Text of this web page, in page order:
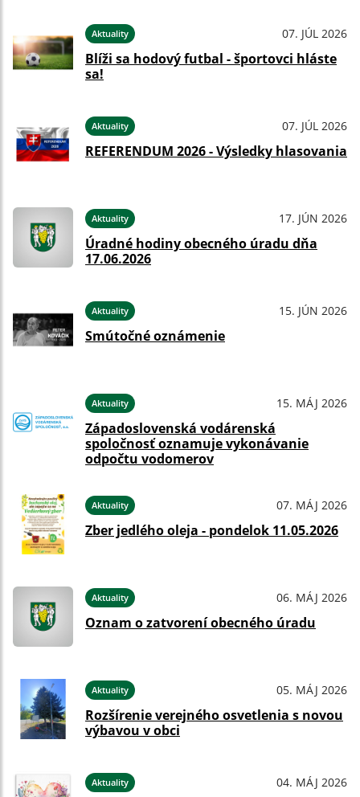
Aktuality 07. JÚL 2026
Blíži sa hodový futbal - športovci hláste
sa!
Aktuality 07. JÚL 2026
REFERENDUM 2026 - Výsledky hlasovania
Aktuality 17. JÚN 2026
Úradné hodiny obecného úradu dňa
17.06.2026
Aktuality 15. JÚN 2026
Smútočné oznámenie
Aktuality 15. MÁJ 2026
Západoslovenská vodárenská
spoločnosť oznamuje vykonávanie
odpočtu vodomerov
Aktuality 07. MÁJ 2026
Zber jedlého oleja - pondelok 11.05.2026
Aktuality 06. MÁJ 2026
Oznam o zatvorení obecného úradu
Aktuality 05. MÁJ 2026
Rozšírenie verejného osvetlenia s novou
výbavou v obci
Aktuality 04. MÁJ 2026